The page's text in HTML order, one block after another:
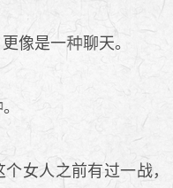
像是一 聊天。
。
女人之前有过一战，